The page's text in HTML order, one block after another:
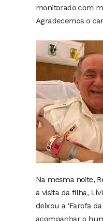
monitorado com
Agradecemos o
Na mesma noite,
a visita da filha,
deixou a ‘Farofa da
acompanhar o